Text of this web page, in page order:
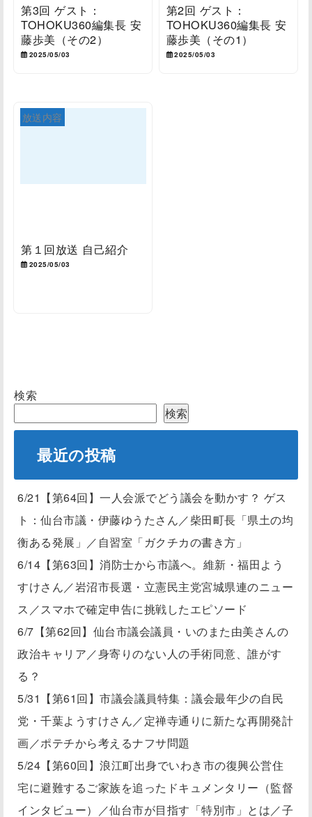
第3回 ゲスト：
TOHOKU360編集長 安
藤歩美（その2）
2025/05/03
第2回 ゲスト：
TOHOKU360編集長 安
藤歩美（その1）
2025/05/03
放送内容
第１回放送 自己紹介
2025/05/03
検索
検索
最近の投稿
6/21【第64回】一人会派でどう議会を動かす？ ゲス
ト：仙台市議・伊藤ゆうたさん／柴田町長「県土の均
衡ある発展」／自習室「ガクチカの書き方」
6/14【第63回】消防士から市議へ。維新・福田よう
すけさん／岩沼市長選・立憲民主党宮城県連のニュー
ス／スマホで確定申告に挑戦したエピソード
6/7【第62回】仙台市議会議員・いのまた由美さんの
政治キャリア／身寄りのない人の手術同意、誰がす
る？
5/31【第61回】市議会議員特集：議会最年少の自民
党・千葉ようすけさん／定禅寺通りに新たな再開発計
画／ポテチから考えるナフサ問題
5/24【第60回】浪江町出身でいわき市の復興公営住
宅に避難するご家族を追ったドキュメンタリー（監督
インタビュー）／仙台市が目指す「特別市」とは／子